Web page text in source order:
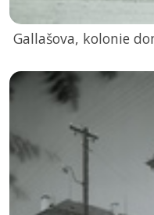
Gallašova, kolonie